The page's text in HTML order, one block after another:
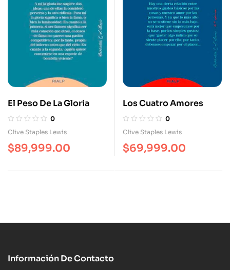
El Peso De La Gloria
0
Clive Staples Lewis
$89,999.00
Los Cuatro Amores
0
Clive Staples Lewis
$69,999.00
Información De Contacto